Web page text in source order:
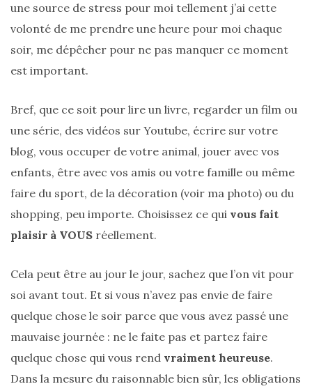
(54)
déceptions
Revues
Tutoriels
(70)
Lifestyle
(154)
adresses/Evénements
(43)
Coups
de
coeur
(9)
une source de stress pour moi tellement j’ai cette
volonté de me prendre une heure pour moi chaque
soir, me dépêcher pour ne pas manquer ce moment
est important.
Bref, que ce soit pour lire un livre, regarder un film ou
une série, des vidéos sur Youtube, écrire sur votre
blog, vous occuper de votre animal, jouer avec vos
enfants, être avec vos amis ou votre famille ou même
faire du sport, de la décoration (voir ma photo) ou du
shopping, peu importe. Choisissez ce qui vous fait
plaisir à VOUS réellement.
Cela peut être au jour le jour, sachez que l’on vit pour
soi avant tout. Et si vous n’avez pas envie de faire
quelque chose le soir parce que vous avez passé une
mauvaise journée : ne le faite pas et partez faire
quelque chose qui vous rend vraiment heureuse.
Dans la mesure du raisonnable bien sûr, les obligations